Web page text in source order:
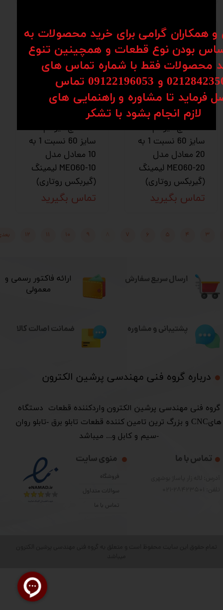
گیربکس حلزونی دو
سر شفت روتاری
HQM اچ کیو ام
سایز 60 نسبت 1 به
20 معادل مدل
MEO60-20 لیمینگ
(گیربکس روتاری)
تماس بگیرید
گیربکس حلزونی دو
سر شفت روتاری
HQM اچ کیو ام
سایز 60 نسبت 1 به
10 معادل مدل
MEO60-10 لیمینگ
(گیربکس روتاری)
تماس بگیرید
۳ ۴ ۵ ۶ ۷ ۹ ۱۰ ۱۱ ۱۲
ارسال سریع سفارش
درباره گروه فنی مهندسی پرشین الکترون​​​​​​​
​گروه فنی مهندسی پرشین الکترون واردکننده قطعات دستگاه
هایCNC و بزرگ ترین تامین کننده قطعات تابلو برق -تابلو روان
-سیم و کابل و... میباشد
منوی سایت
فروشگاه
سوالات متداول
تماس با ما
تماس با ما
​ارائه فاکتور رسمی و
معمولی
پشتیبانی و مشاوره ضمانت اصالت کالا
همکاران گرامی برای خرید محصولات به
بودن نوع قطعات و همچینین تنوع
کد محصولات فقط با شماره تماس های
و 09122196053​​​​​​​ تماس
فرماید تا مشاوره و راهنمایی های
​​​​​​​لازم انجام بشود با تشکر​​​​​​​